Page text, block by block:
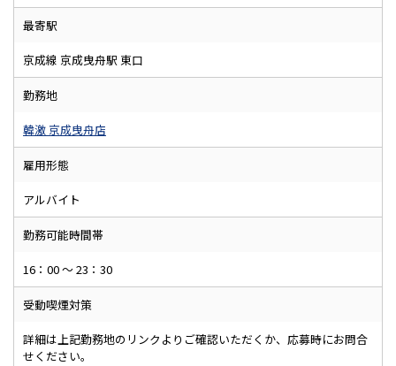
最寄駅
京成線 京成曳舟駅 東口
勤務地
韓激 京成曳舟店
雇用形態
アルバイト
勤務可能時間帯
16：00 ～ 23：30
受動喫煙対策
詳細は上記勤務地のリンクよりご確認いただくか、応募時にお問合
せください。